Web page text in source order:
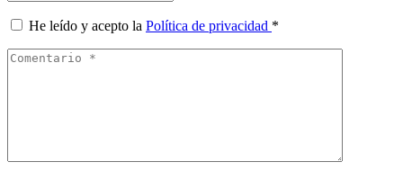
He leído y acepto la Política de privacidad *